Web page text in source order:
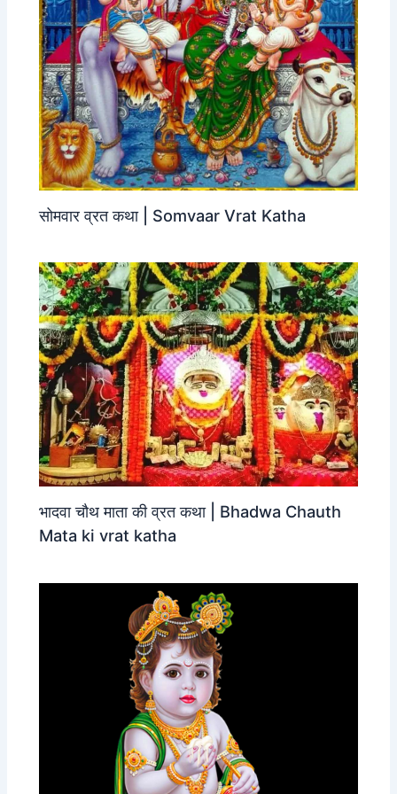
सोमवार व्रत कथा | Somvaar Vrat Katha
भादवा चौथ माता की व्रत कथा | Bhadwa Chauth
Mata ki vrat katha